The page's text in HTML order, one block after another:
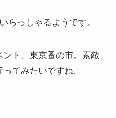
らっしゃるようです。
ント、東京蚤の市。素敵
てみたいですね。